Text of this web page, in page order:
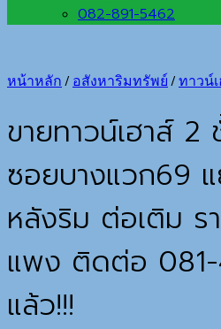
082-891-5462
หน้าหลัก / อสังหาริมทรัพย์ / ทาวน์
ขายทาวน์เฮาส์
ซอยบางแวก69
หลังริม ต่อเติม ร
แพง ติดต่อ 081-
แล้ว!!!